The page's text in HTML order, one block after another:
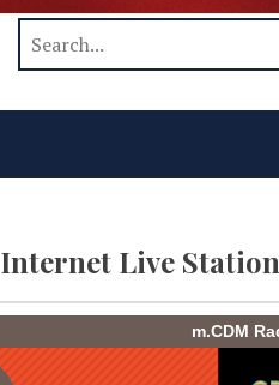
Internet Live Station